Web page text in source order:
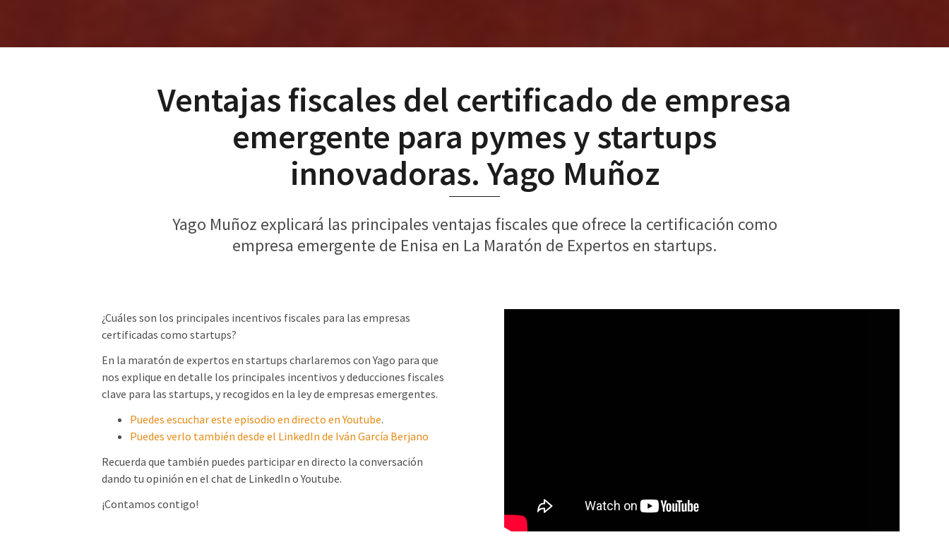
Ventajas fiscales del certificado de empresa
emergente para pymes y startups
innovadoras. Yago Muñoz
Yago Muñoz explicará las principales ventajas fiscales que ofrece la certificación como
empresa emergente de Enisa en La Maratón de Expertos en startups.
¿Cuáles son los principales incentivos fiscales para las empresas
certificadas como startups?
En la maratón de expertos en startups charlaremos con Yago para que
nos explique en detalle los principales incentivos y deducciones fiscales
clave para las startups, y recogidos en la ley de empresas emergentes.
Puedes escuchar este episodio en directo en Youtube.
Puedes verlo también desde el LinkedIn de Iván García Berjano
Recuerda que también puedes participar en directo la conversación
dando tu opinión en el chat de LinkedIn o Youtube.
¡Contamos contigo!